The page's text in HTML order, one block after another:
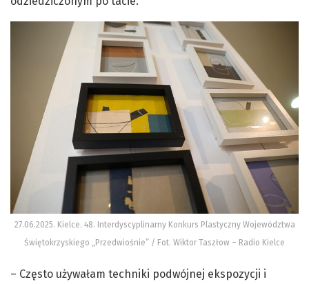
27.06.2025. Kielce. 48. Interdyscyplinarny Konkurs Plastyczny Województwa
Świętokrzyskiego „Przedwiośnie” / Fot. Wiktor Taszłow – Radio Kielce
– Często używałam techniki podwójnej ekspozycji i